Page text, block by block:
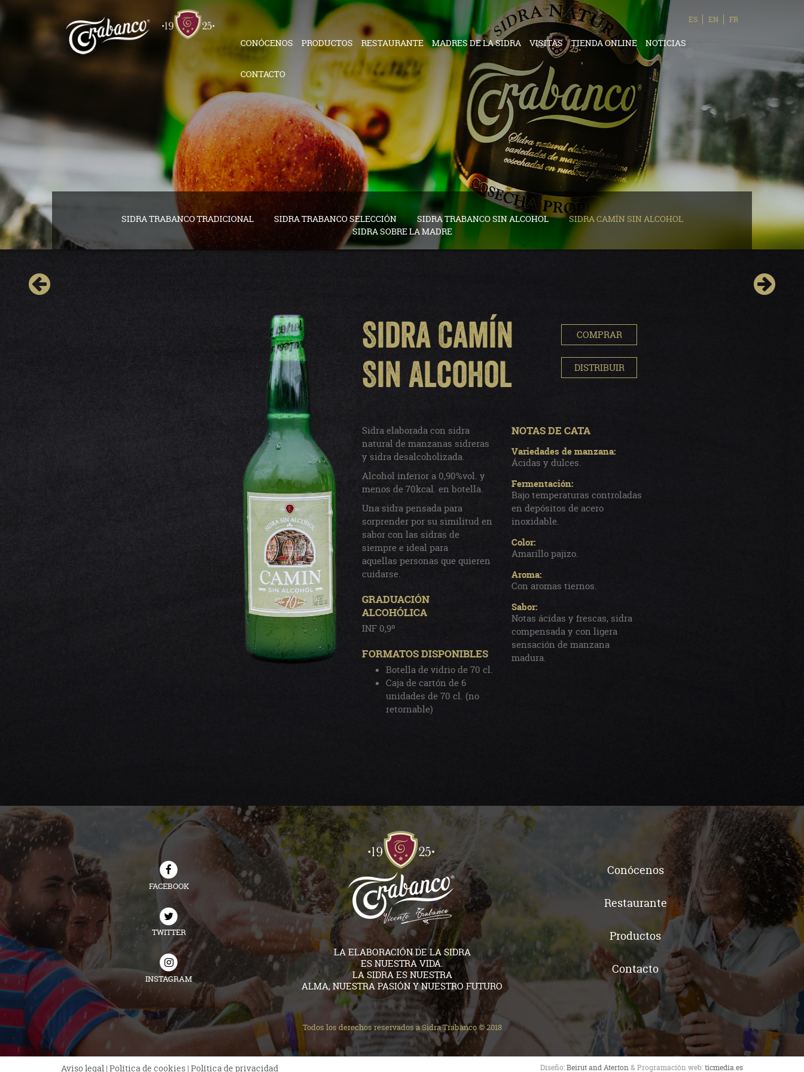
ES EN FR
CONÓCENOS PRODUCTOS RESTAURANTE MADRES DE LA SIDRA VISITAS TIENDA ONLINE NOTICIAS
CONTACTO
SIDRA TRABANCO TRADICIONAL SIDRA TRABANCO SELECCIÓN SIDRA TRABANCO SIN ALCOHOL
SIDRA CAMÍN SIN ALCOHOL
SIDRA SOBRE LA MADRE
Sidra Camín
Sin Alcohol
COMPRAR
DISTRIBUIR
Sidra elaborada con sidra
natural de manzanas sidreras
y sidra desalcoholizada.
Alcohol inferior a 0,90%vol. y
menos de 70kcal. en botella.
Una sidra pensada para
sorprender por su similitud en
sabor con las sidras de
siempre e ideal para
aquellas personas que quieren
cuidarse.
GRADUACIÓN
ALCOHÓLICA
INF 0,9º
FORMATOS DISPONIBLES
Botella de vidrio de 70 cl.
Caja de cartón de 6
unidades de 70 cl. (no
retornable)
NOTAS DE CATA
Variedades de manzana:
Ácidas y dulces.
Fermentación:
Bajo temperaturas controladas
en depósitos de acero
inoxidable.
Color:
Amarillo pajizo.
Aroma:
Con aromas tiernos.
Sabor:
Notas ácidas y frescas, sidra
compensada y con ligera
sensación de manzana
madura.
FACEBOOK
TWITTER
INSTAGRAM
LA ELABORACIÓN DE LA SIDRA
ES NUESTRA VIDA.
LA SIDRA ES NUESTRA
ALMA, NUESTRA PASIÓN Y NUESTRO FUTURO
Todos los derechos reservados a Sidra Trabanco © 2018
Conócenos
Restaurante
Productos
Contacto
Aviso legal | Política de cookies | Política de privacidad Diseño:Beirut and Aterton& Programación web:ticmedia.es